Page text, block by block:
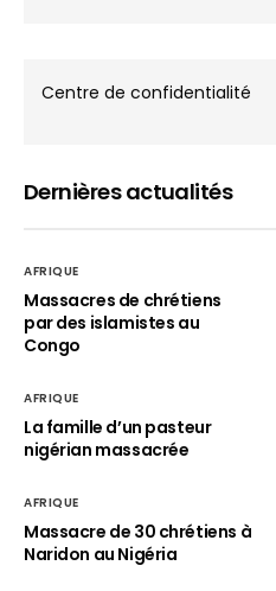
Centre de confidentialité
Dernières actualités
AFRIQUE
Massacres de chrétiens
par des islamistes au
Congo
AFRIQUE
La famille d’un pasteur
nigérian massacrée
AFRIQUE
Massacre de 30 chrétiens à
Naridon au Nigéria